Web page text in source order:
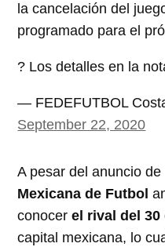
la cancelación del
programado para el
? Los detalles en la
— FEDEFUTBOL
September 22, 2020
A pesar del anuncio
Mexicana de Futbol
conocerel rival del
capital mexicana, lo